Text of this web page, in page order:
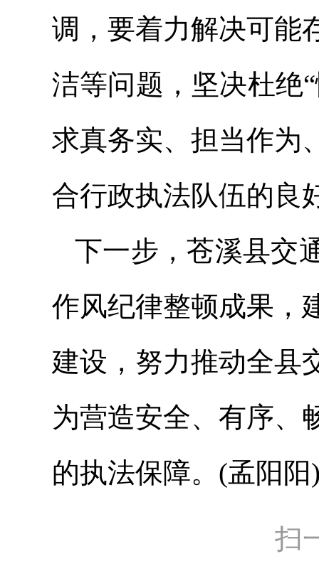
调，要着力解决可能
洁等问题，坚决杜绝
求真务实、担当作为
合行政执法队伍的良
下一步，苍溪县交
作风纪律整顿成果，
建设，努力推动全县
为营造安全、有序、
的执法保障。(孟阳阳
扫